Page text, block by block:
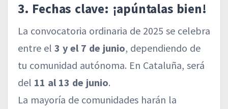
3. Fechas clave: ¡apúntalas bien!
La convocatoria ordinaria de 2025 se celebra
entre el 3 y el 7 de junio, dependiendo de
tu comunidad autónoma. En Cataluña, será
del 11 al 13 de junio.
La mayoría de comunidades harán la